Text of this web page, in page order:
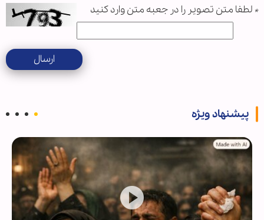
* لطفا متن تصویر را در جعبه متن وارد کنید
ارسال
پیشنهاد ویژه